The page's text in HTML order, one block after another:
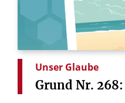
Unser Glaube
Grund Nr. 268: